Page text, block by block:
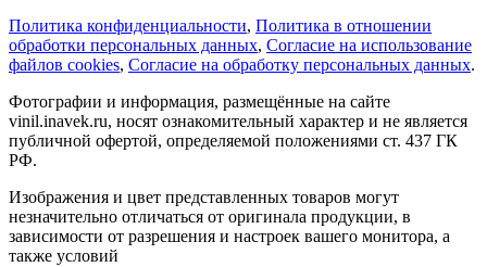
Политика конфиденциальности, Политика в отношении
обработки персональных данных, Cогласие на использование
файлов cookies, Согласие на обработку персональных данных.
Фотографии и информация, размещённые на сайте
vinil.inavek.ru, носят ознакомительный характер и не является
публичной офертой, определяемой положениями ст. 437 ГК
РФ.
Изображения и цвет представленных товаров могут
незначительно отличаться от оригинала продукции, в
зависимости от разрешения и настроек вашего монитора, а
также условий